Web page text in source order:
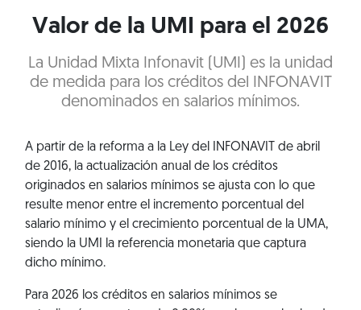
Valor de la UMI para el 2026
La Unidad Mixta Infonavit (UMI) es la unidad
de medida para los créditos del INFONAVIT
denominados en salarios mínimos.
A partir de la reforma a la Ley del INFONAVIT de abril
de 2016, la actualización anual de los créditos
originados en salarios mínimos se ajusta con lo que
resulte menor entre el incremento porcentual del
salario mínimo y el crecimiento porcentual de la UMA,
siendo la UMI la referencia monetaria que captura
dicho mínimo.
Para 2026 los créditos en salarios mínimos se